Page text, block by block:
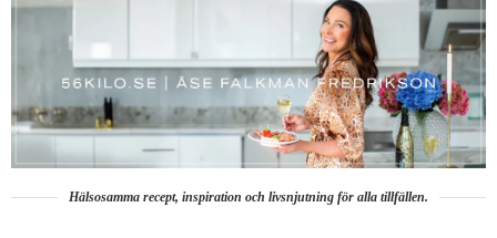
Hälsosamma recept, inspiration och livsnjutning för alla tillfällen.